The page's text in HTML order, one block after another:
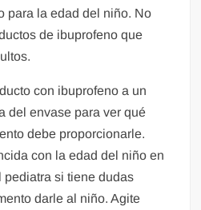
para la edad del niño. No
de ibuprofeno que
con ibuprofeno a un
del envase para ver qué
debe proporcionarle.
con la edad del niño en
pediatra si tiene dudas
darle al niño. Agite